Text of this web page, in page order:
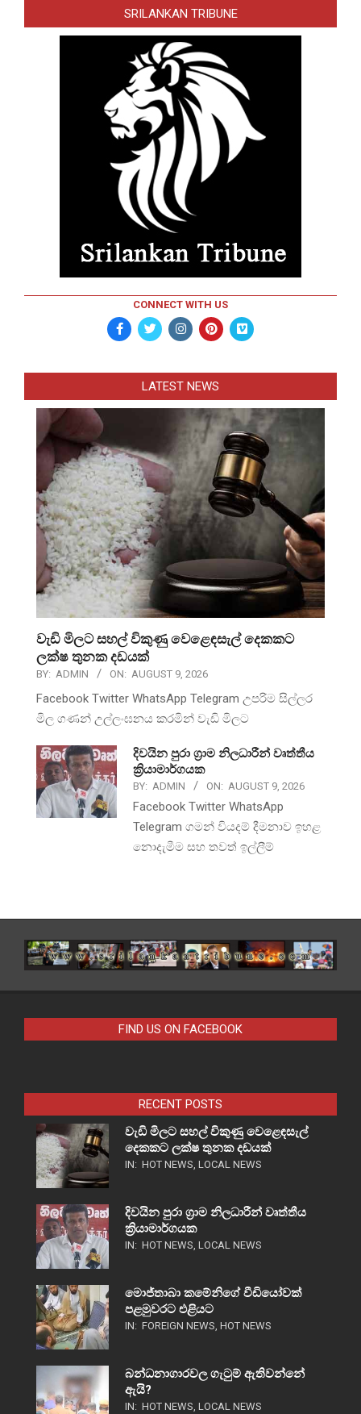
SRILANKAN TRIBUNE
CONNECT WITH US
LATEST NEWS
වැඩි මිලට සහල් විකුණු වෙළෙඳසැල් දෙකකට
ලක්ෂ තුනක දඩයක්
BY: ADMIN ON: AUGUST 9, 2026
Facebook Twitter WhatsApp Telegram උපරිම සිල්ලර
මිල ගණන් උල්ලංඝනය කරමින් වැඩි මිලට
දිවයින පුරා ග්‍රාම නිලධාරීන් වෘත්තීය
ක්‍රියාමාර්ගයක
BY: ADMIN ON: AUGUST 9, 2026
Facebook Twitter WhatsApp
Telegram ගමන් වියදම් දීමනාව ඉහළ
නොදැමීම සහ තවත් ඉල්ලීම්
FIND US ON FACEBOOK
RECENT POSTS
වැඩි මිලට සහල් විකුණු වෙළෙඳසැල්
දෙකකට ලක්ෂ තුනක දඩයක්
IN: HOT NEWS, LOCAL NEWS
දිවයින පුරා ග්‍රාම නිලධාරීන් වෘත්තීය
ක්‍රියාමාර්ගයක
IN: HOT NEWS, LOCAL NEWS
මොජ්තාබා කමේනිගේ වීඩියෝවක්
පළමුවරට එළියට
IN: FOREIGN NEWS, HOT NEWS
බන්ධනාගාරවල ගැටුම් ඇතිවන්නේ
ඇයි?
IN: HOT NEWS, LOCAL NEWS